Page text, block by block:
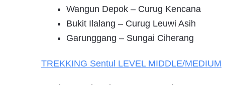
Wangun Depok – Curug Kencana
Bukit Ilalang – Curug Leuwi Asih
Garunggang – Sungai Ciherang
TREKKING Sentul LEVEL MIDDLE/MEDIUM